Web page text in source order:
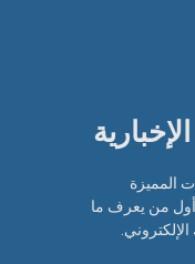
المميزة
من يعرف ما